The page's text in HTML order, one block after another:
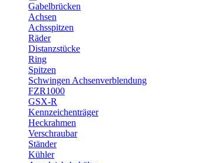
Gabelbrücken
Achsen
Achsspitzen
Räder
Distanzstücke
Ring
Spitzen
Schwingen Achsenverblendung
FZR1000
GSX-R
Kennzeichenträger
Heckrahmen
Verschraubar
Ständer
Kühler